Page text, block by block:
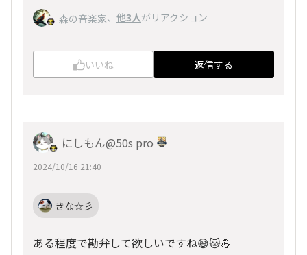
森の音楽家、 他3人がリアクション
いいね 返信する
にしもん@50s pro
2024/10/16 21:40
きな☆彡
ある程度で勘弁して欲しいですね😅🐱💪